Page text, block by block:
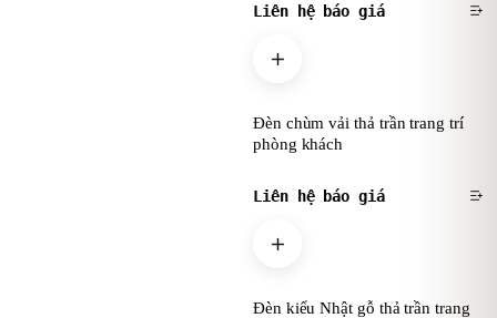
Liên hệ báo giá
Đèn chùm vải thả trần trang trí
phòng khách
Liên hệ báo giá
Đèn kiểu Nhật gỗ thả trần trang